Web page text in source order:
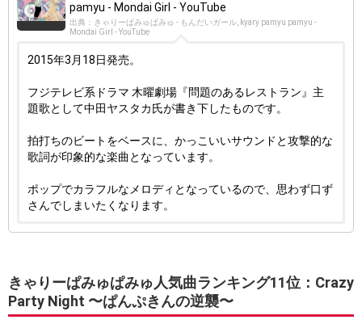
pamyu - Mondai Girl - YouTube
出典：きゃりーぱみゅぱみゅ - もんだいガール, kyary pamyu pamyu -
Mondai Girl - YouTube
2015年3月18日発売。
フジテレビ系ドラマ 木曜劇場『問題のあるレストラン』主
題歌として中田ヤスタカ氏が書き下したものです。
拍打ちのビートをベースに、かっこいいサウンドと攻撃的な
歌詞が印象的な楽曲となっています。
ポップでカラフルなメロディとなっているので、思わず口ず
さんでしまいたくなります。
きゃりーぱみゅぱみゅ人気曲ランキング11位：Crazy
Party Night 〜ぱんぷきんの逆襲〜